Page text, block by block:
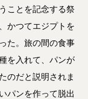
ことを記念する祭
かつてエジプトを
た。旅の間の食事
を入れて、パンが
のだと説明されま
パンを作って脱出